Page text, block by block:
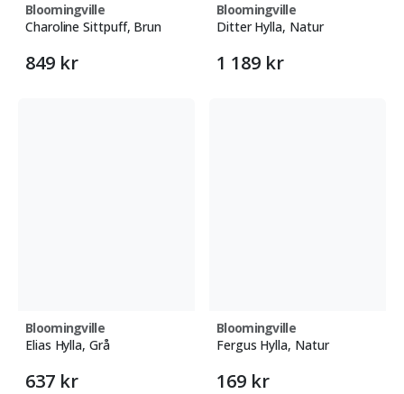
Bloomingville
Charoline Sittpuff, Brun
849 kr
Bloomingville
Ditter Hylla, Natur
1 189 kr
Bloomingville
Elias Hylla, Grå
637 kr
Bloomingville
Fergus Hylla, Natur
169 kr